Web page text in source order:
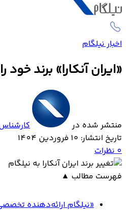
اخبار نیلگام
«ایران آنکارا» برند خود
منتشر شده در
کارشناس
تاریخ انتشار: 10 فروردین 1404
0نظرات
فهرست مطالب ▲
«نیلگام ارائه‌دهنده